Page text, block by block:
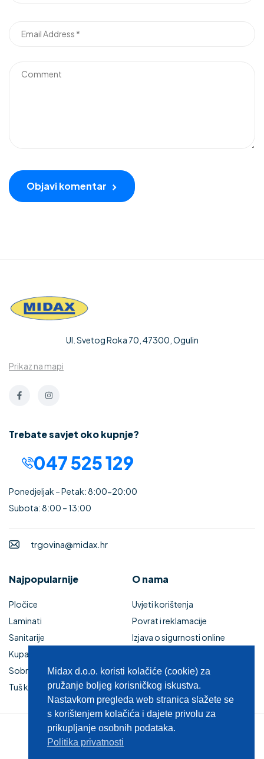
Objavi komentar
Ul. Svetog Roka 70, 47300, Ogulin
Prikaz na mapi
Trebate savjet oko kupnje?
047 525 129
Ponedjeljak – Petak: 8:00-20:00
Subota: 8:00 – 13:00
trgovina@midax.hr
Najpopularnije
Pločice
Laminati
Sanitarije
Kupaonski namještaj
Sobna vrata
Tuš kabine i kade
O nama
Uvjeti korištenja
Povrat i reklamacije
Izjava o sigurnosti online
Kupaonski namještaj
Zaštita privatnosti
© 2025 MIDAX d.o.o.
Midax d.o.o. koristi kolačiće (cookie) za
pružanje boljeg korisničkog iskustva.
Nastavkom pregleda web stranica slažete se
s korištenjem kolačića i dajete privolu za
prikupljanje osobnih podataka.
Politika privatnosti